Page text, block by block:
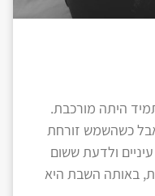
היתה מורכבת.
כשהשמש זורחת
ולדעת ששום
באותה השבת היא